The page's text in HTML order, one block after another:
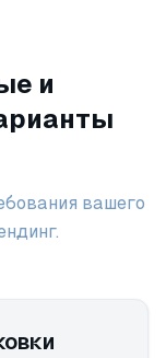
и
вашего